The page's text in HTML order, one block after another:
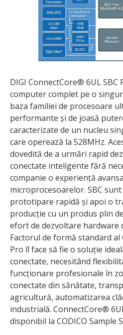
DIGI ConnectCore® 6UL
computer complet pe o
baza familiei de procesoare
performante și de joasă
caracterizate de un nucleu
care operează la 528MHz.
dovedită de a urmări rapid
conectate inteligente fără
companie o experiență
microprocesoarelor. SBC
prototipare rapidă și apoi o
producție cu un produs plin
efort de dezvoltare hardware
Factorul de formă standard al
Pro îl face să fie o soluție
conectate, necesitând
funcționare profesionale în
conectate din sănătate,
agricultură, automatizarea
industrială. ConnectCore®
disponibil la CODICO Sample